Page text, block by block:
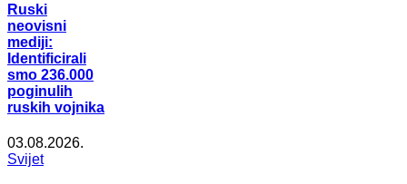
Ruski
neovisni
mediji:
Identificirali
smo 236.000
poginulih
ruskih vojnika
03.08.2026.
Svijet